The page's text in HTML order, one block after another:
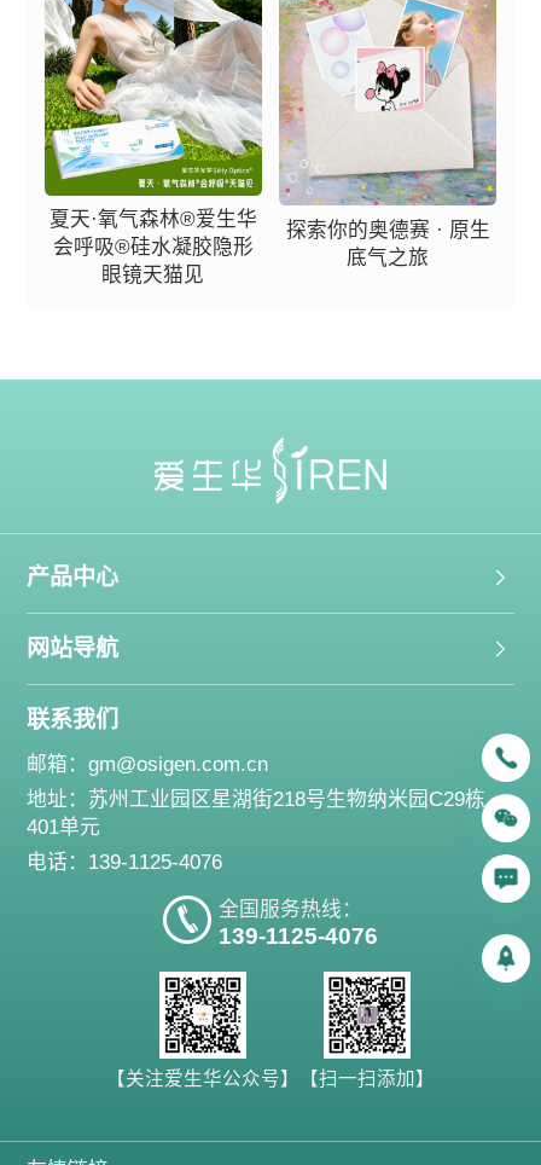
夏天·氧气森林®爱生华
会呼吸®硅水凝胶隐形
眼镜天猫见
探索你的奥德赛 · 原生
底气之旅
产品中心
网站导航
联系我们
邮箱：gm@osigen.com.cn
地址：苏州工业园区星湖街218号生物纳米园C29栋
401单元
电话：139-1125-4076
全国服务热线：
139-1125-4076
【关注爱生华公众号】 【扫一扫添加】